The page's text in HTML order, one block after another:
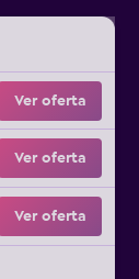
Ver oferta
Ver oferta
Ver oferta